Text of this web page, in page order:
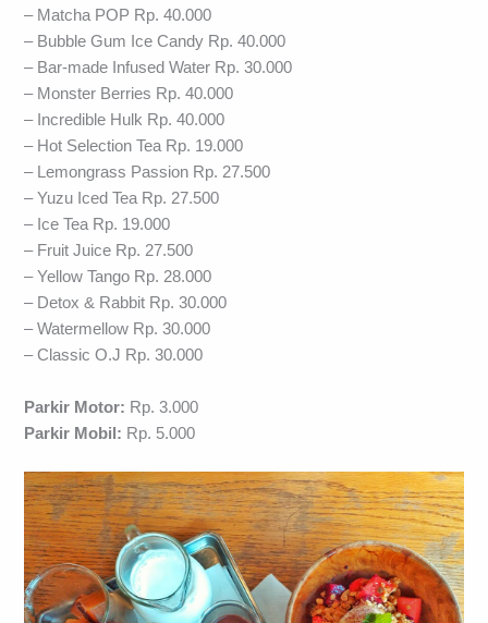
– Matcha POP Rp. 40.000
– Bubble Gum Ice Candy Rp. 40.000
– Bar-made Infused Water Rp. 30.000
– Monster Berries Rp. 40.000
– Incredible Hulk Rp. 40.000
– Hot Selection Tea Rp. 19.000
– Lemongrass Passion Rp. 27.500
– Yuzu Iced Tea Rp. 27.500
– Ice Tea Rp. 19.000
– Fruit Juice Rp. 27.500
– Yellow Tango Rp. 28.000
– Detox & Rabbit Rp. 30.000
– Watermellow Rp. 30.000
– Classic O.J Rp. 30.000
Parkir Motor: Rp. 3.000
Parkir Mobil: Rp. 5.000